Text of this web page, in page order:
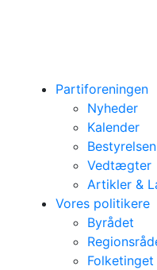
Partiforeningen
Nyheder
Kalender
Bestyrelsen
Vedtægter
Artikler &
Vores politikere
Byrådet
Folketinget